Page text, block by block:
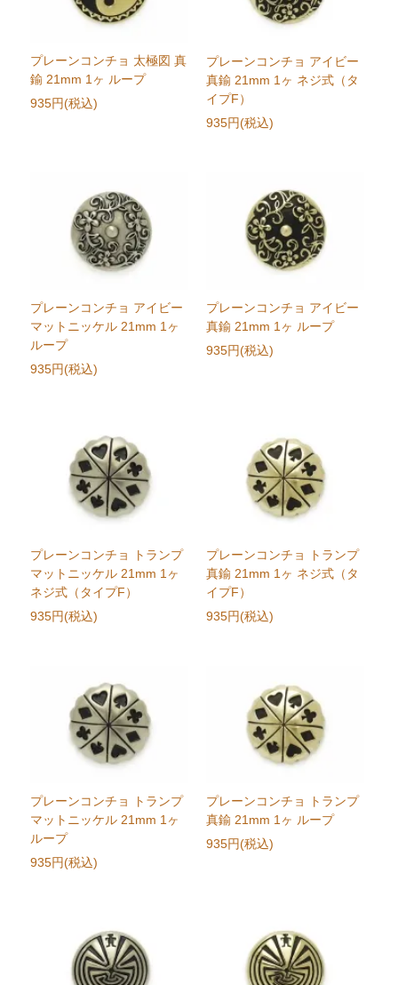
プレーンコンチョ 太極図 真
鍮 21mm 1ヶ ループ
935円(税込)
プレーンコンチョ アイビー
真鍮 21mm 1ヶ ネジ式（タ
イプF）
935円(税込)
プレーンコンチョ アイビー
マットニッケル 21mm 1ヶ
ループ
935円(税込)
プレーンコンチョ アイビー
真鍮 21mm 1ヶ ループ
935円(税込)
プレーンコンチョ トランプ
マットニッケル 21mm 1ヶ
ネジ式（タイプF）
935円(税込)
プレーンコンチョ トランプ
真鍮 21mm 1ヶ ネジ式（タ
イプF）
935円(税込)
プレーンコンチョ トランプ
マットニッケル 21mm 1ヶ
ループ
935円(税込)
プレーンコンチョ トランプ
真鍮 21mm 1ヶ ループ
935円(税込)